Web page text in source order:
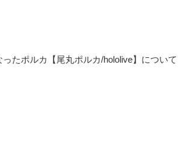
たポルカ【尾丸ポルカ/hololive】について